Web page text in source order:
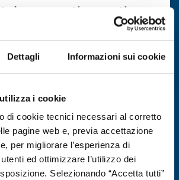
Dettagli Informazioni sui cookie
i cookie
di cookie tecnici necessari al corretto
pagine web e, previa accettazione
per migliorare l’esperienza di
ed ottimizzare l’utilizzo dei
Selezionando “Accetta tutti”
per gestione reti
on31 ottobre 2026